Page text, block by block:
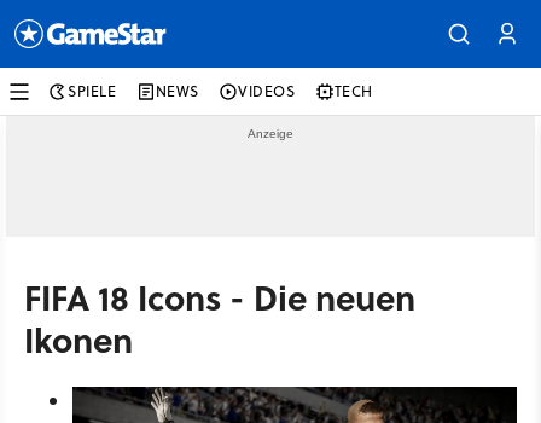
SPIELE NEWS VIDEOS TECH
FIFA 18 Icons - Die neuen
Ikonen